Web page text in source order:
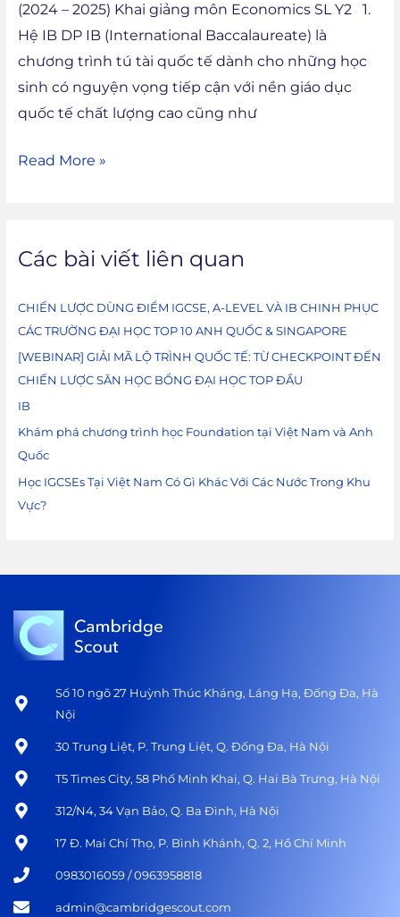
(2024 – 2025) Khai giảng môn Economics SL Y2 1.
Hệ IB DP IB (International Baccalaureate) là
chương trình tú tài quốc tế dành cho những học
sinh có nguyện vọng tiếp cận với nền giáo dục
quốc tế chất lượng cao cũng như
Y2
Read More »
Các bài viết liên quan
CHIẾN LƯỢC DÙNG ĐIỂM IGCSE, A-LEVEL VÀ IB CHINH PHỤC
CÁC TRƯỜNG ĐẠI HỌC TOP 10 ANH QUỐC & SINGAPORE
[WEBINAR] GIẢI MÃ LỘ TRÌNH QUỐC TẾ: TỪ CHECKPOINT ĐẾN
CHIẾN LƯỢC SĂN HỌC BỔNG ĐẠI HỌC TOP ĐẦU
IB
Khám phá chương trình học Foundation tại Việt Nam và Anh
Quốc
Học IGCSEs Tại Việt Nam Có Gì Khác Với Các Nước Trong Khu
Vực?
Số 10 ngõ 27 Huỳnh Thúc Kháng, Láng Hạ, Đống Đa, Hà
Nội
30 Trung Liệt, P. Trung Liệt, Q. Đống Đa, Hà Nội
T5 Times City, 58 Phố Minh Khai, Q. Hai Bà Trưng, Hà Nội
312/N4, 34 Vạn Bảo, Q. Ba Đình, Hà Nội
17 Đ. Mai Chí Thọ, P. Bình Khánh, Q. 2, Hồ Chí Minh
0983016059 / 0963958818
admin@cambridgescout.com